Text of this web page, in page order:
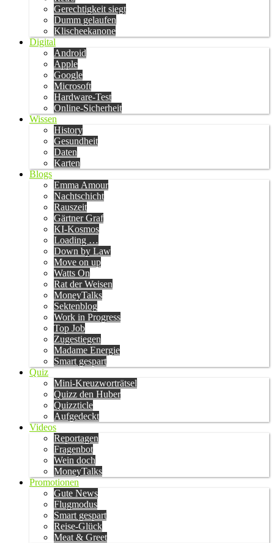
Gerechtigkeit siegt
Dumm gelaufen
Klischeekanone
Digital
Android
Apple
Google
Microsoft
Hardware-Test
Online-Sicherheit
Wissen
History
Gesundheit
Daten
Karten
Blogs
Emma Amour
Nachtschicht
Rauszeit
Gärtner Graf
KI-Kosmos
Loading …
Down by Law
Move on up
Watts On
Rat der Weisen
MoneyTalks
Sektenblog
Work in Progress
Top Job
Zugestiegen
Madame Energie
Smart gespart
Quiz
Mini-Kreuzworträtsel
Quizz den Huber
Quizzticle
Aufgedeckt
Videos
Reportagen
Fragenbot
Wein doch
MoneyTalks
Promotionen
Gute News
Flugmodus
Smart gespart
Reise-Glück
Meat & Greet